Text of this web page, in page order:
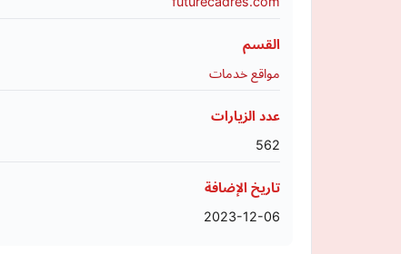
القسم
مواقع خدمات
عدد الزيارات
562
تاريخ الإضافة
2023-12-06